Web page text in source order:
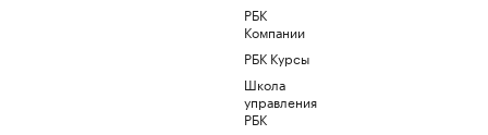
РБК
Компании
РБК Курсы
Школа
управления
РБК